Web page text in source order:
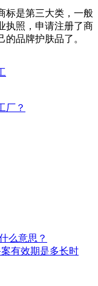
是第三大类，一般
执照，申请注册了商
品牌护肤品了。
厂？
么意思？
有效期是多长时